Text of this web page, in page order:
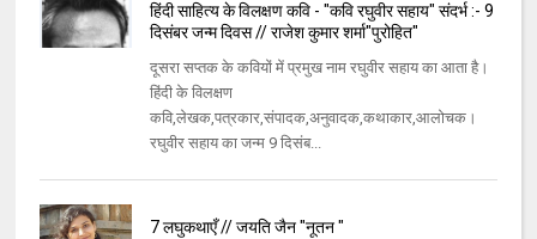
हिंदी साहित्य के विलक्षण कवि - "कवि रघुवीर सहाय" संदर्भ :- 9
दिसंबर जन्म दिवस // राजेश कुमार शर्मा"पुरोहित"
दूसरा सप्तक के कवियों में प्रमुख नाम रघुवीर सहाय का आता है।
हिंदी के विलक्षण
कवि,लेखक,पत्रकार,संपादक,अनुवादक,कथाकार,आलोचक।
रघुवीर सहाय का जन्म 9 दिसंब...
7 लघुकथाएँ // जयति जैन "नूतन "